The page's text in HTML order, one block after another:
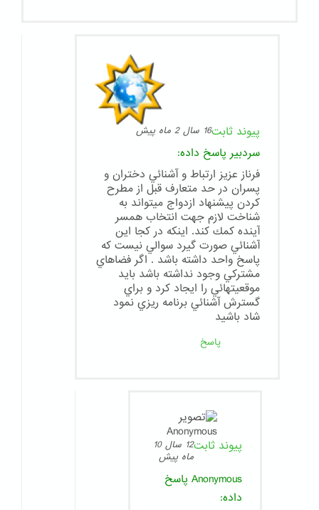
پیوند ثابت16 سال 2 ماه پیش
سردبیر پاسخ داده:
فرناز عزيز ارتباط و آشنائي دختران و
پسران در حد متعارف قبل از مطرح
كردن پيشنهاد ازدواج ميتواند به
شناخت لازم جهت انتخاب همسر
آينده كمك كند. اينكه در كجا اين
آشنائي صورت گيرد سوالي نيست كه
پاسخ واحد داشته باشد . اگر فضاهاي
مشتركي وجود نداشته باشد بايد
موقعيتهائي را ايجاد كرد و براي
گسترش آشنائي برنامه ريزي نمود
شاد باشيد
پاسخ
پیوند ثابت
12 سال 10
ماه پیش
Anonymous پاسخ
داده: